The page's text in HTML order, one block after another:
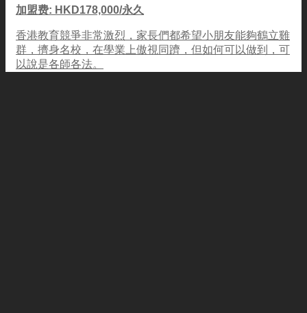
加盟费: HKD178,000/永久
香港教育競爭非常激烈，家長們都希望小朋友能夠鶴立雞
群，擠身名校，在學業上傲視同躋，但如何可以做到，可
以說是各師各法。